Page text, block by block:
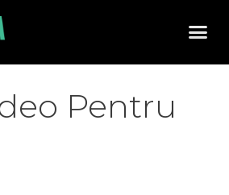
Pentru